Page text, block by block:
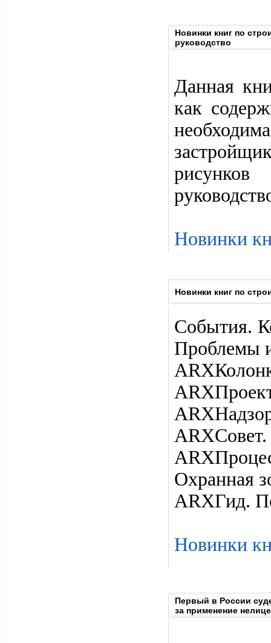
Новинки книг по
руководство
Данная
как
Новинки
Новинки книг по
События.
Проблемы
ARXСовет.
Охранная
ARXГид.
Новинки
Первый в России
за применение